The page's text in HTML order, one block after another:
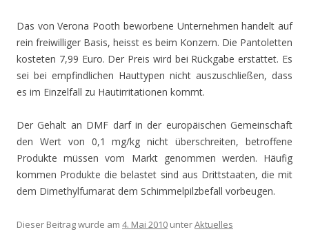
Das von Verona Pooth beworbene Unternehmen handelt auf
rein freiwilliger Basis, heisst es beim Konzern. Die Pantoletten
kosteten 7,99 Euro. Der Preis wird bei Rückgabe erstattet. Es
sei bei empfindlichen Hauttypen nicht auszuschließen, dass
es im Einzelfall zu Hautirritationen kommt.
Der Gehalt an DMF darf in der europäischen Gemeinschaft
den Wert von 0,1 mg/kg nicht überschreiten, betroffene
Produkte müssen vom Markt genommen werden. Häufig
kommen Produkte die belastet sind aus Drittstaaten, die mit
dem Dimethylfumarat dem Schimmelpilzbefall vorbeugen.
Dieser Beitrag wurde am 4. Mai 2010 unterAktuelles